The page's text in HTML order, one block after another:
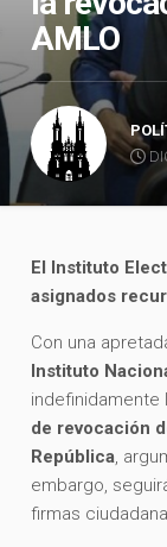
AMLO
El Instituto
asignados
Con una
Instituto
indefinidamente
de revocación
República,
embargo,
firmas